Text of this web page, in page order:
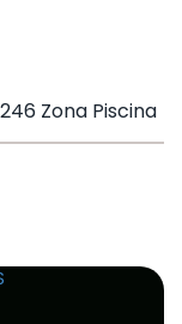
Zona Piscina